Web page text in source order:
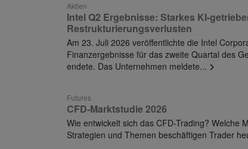
Aktien
Intel Q2 Ergebnisse: Starkes KI-
Restrukturierungsverlusten
Am 23. Juli 2026 veröffentlichte die Intel
Finanzergebnisse für das zweite Quartal des
endete. Das Unternehmen meldete...
Futures
CFD-Marktstudie 2026
Wie entwickelt sich das CFD-Trading? Welche
Strategien und Themen beschäftigen Trader